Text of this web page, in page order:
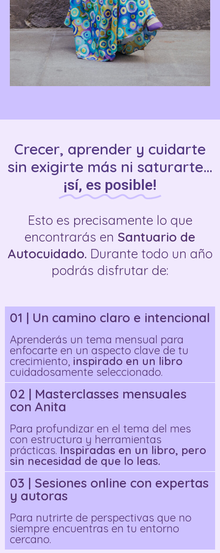
Crecer, aprender y cuidarte
sin exigirte más ni saturarte…
¡sí, es posible!
Esto es precisamente lo que
encontrarás en Santuario de
Autocuidado. Durante todo un año
podrás disfrutar de:
01 | Un camino claro e intencional
Aprenderás un tema mensual para
enfocarte en un aspecto clave de tu
crecimiento, inspirado en un libro
cuidadosamente seleccionado.
02 | Masterclasses mensuales
con Anita
Para profundizar en el tema del mes
con estructura y herramientas
prácticas. Inspiradas en un libro, pero
sin necesidad de que lo leas.
03 | Sesiones online con expertas
y autoras
Para nutrirte de perspectivas que no
siempre encuentras en tu entorno
cercano.